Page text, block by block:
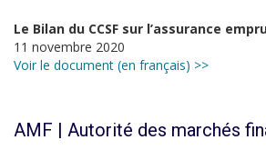
Le Bilan du CCSF sur l’assurance
11 novembre 2020
Voir le document (en français) >>
AMF | Autorité des marchés